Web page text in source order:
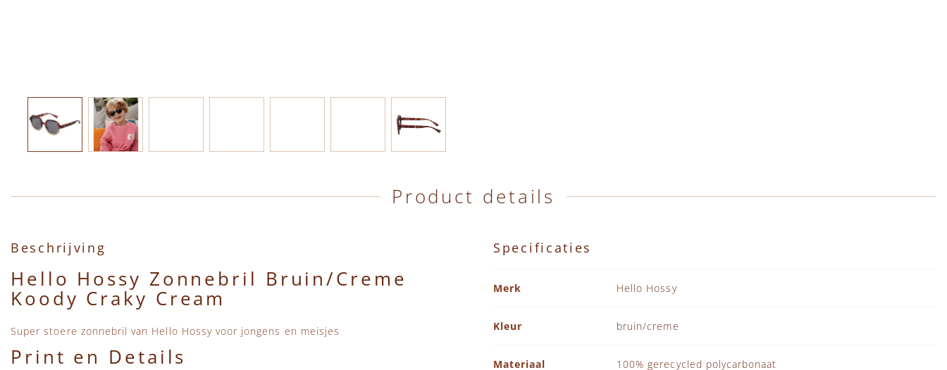
Product details
Beschrijving
Hello Hossy Zonnebril Bruin/Creme
Koody Craky Cream
Super stoere zonnebril van Hello Hossy voor jongens en meisjes
Print en Details
Specificaties
Merk
Hello Hossy
Kleur bruin/creme
Materiaal 100% gerecycled polycarbonaat